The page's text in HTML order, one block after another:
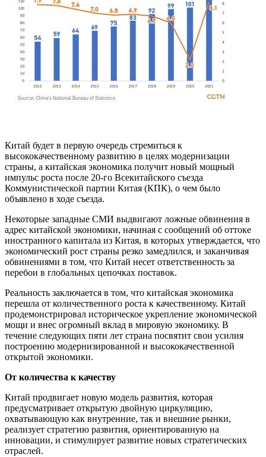
Китай будет в первую очередь стремиться к
высококачественному развитию в целях модернизации
страны, а китайская экономика получит новый мощный
импульс роста после 20-го Всекитайского съезда
Коммунистической партии Китая (КПК), о чем было
объявлено в ходе съезда.
Некоторые западные СМИ выдвигают ложные обвинения в
адрес китайской экономики, начиная с сообщений об оттоке
иностранного капитала из Китая, в которых утверждается, что
экономический рост страны резко замедлился, и заканчивая
обвинениями в том, что Китай несет ответственность за
перебои в глобальных цепочках поставок.
Реальность заключается в том, что китайская экономика
перешла от количественного роста к качественному. Китай
продемонстрировал историческое укрепление экономической
мощи и внес огромный вклад в мировую экономику. В
течение следующих пяти лет страна посвятит свои усилия
построению модернизированной и высококачественной
открытой экономики.
От количества к качеству
Китай продвигает новую модель развития, которая
предусматривает открытую двойную циркуляцию,
охватывающую как внутренние, так и внешние рынки,
реализует стратегию развития, ориентированную на
инновации, и стимулирует развитие новых стратегических
отраслей.